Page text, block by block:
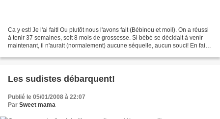
Ca y est! Je l'ai fait! Ou plutôt nous l'avons fait (Bébinou et moi!). On a réussi
à tenir 37 semaines, soit 8 mois de grossesse. Si bébé se décidait à venir
maintenant, il n'aurait (normalement) aucune séquelle, aucun souci! En fait à
Les sudistes débarquent!
Publié le 05/01/2008 à 22:07
Par Sweet mama